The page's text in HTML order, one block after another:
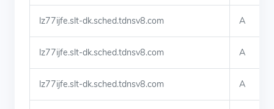
lz77ijfe.slt-dk.sched.tdnsv8.com A
lz77ijfe.slt-dk.sched.tdnsv8.com A
lz77ijfe.slt-dk.sched.tdnsv8.com A